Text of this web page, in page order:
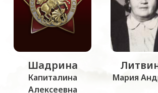
Шадрина
Капиталина
Алексеевна
Мария